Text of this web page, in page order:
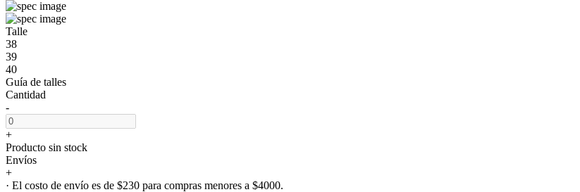
Talle
38
39
40
Guía de talles
Cantidad
-
+
Producto sin stock
Envíos
+
· El costo de envío es de $230 para compras menores a $4000.